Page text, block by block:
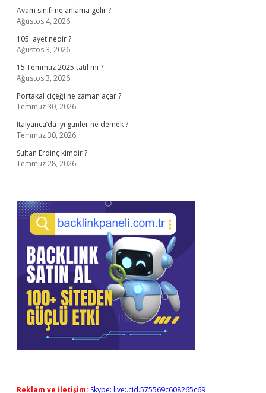
Avam sınıfı ne anlama gelir ?
Ağustos 4, 2026
105. ayet nedir ?
Ağustos 3, 2026
15 Temmuz 2025 tatil mi ?
Ağustos 3, 2026
Portakal çiçeği ne zaman açar ?
Temmuz 30, 2026
İtalyanca’da iyi günler ne demek ?
Temmuz 30, 2026
Sultan Erdinç kimdir ?
Temmuz 28, 2026
Reklam ve İletişim: Skype: live:.cid.575569c608265c69